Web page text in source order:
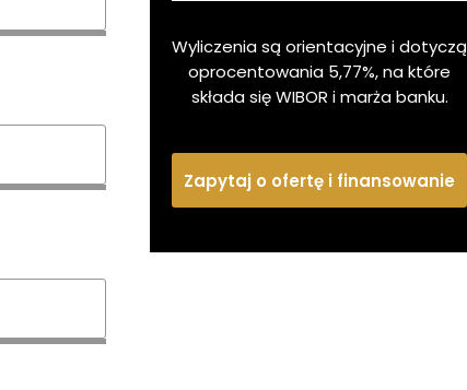
Wyliczenia są orientacyjne i dotyczą
oprocentowania 5,77%, na które
składa się WIBOR i marża banku.
Zapytaj o ofertę i finansowanie